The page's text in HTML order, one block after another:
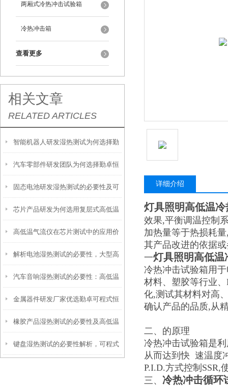
两厢式冷热冲击试验箱
冷热冲击箱
查看更多
相关文章
RELATED ARTICLES
智能机器人研发湿热测试为何选择勤
卓可程式恒温恒湿试验箱
汽车零部件研发团队为何选择勤卓恒
温湿热试验箱
固态电池研发湿热测试的必要性及可
程式恒温恒湿试验箱应用价值
芯片产品研发为何选用复层式高低温
试验箱
高低温气流仪在芯片测试中的应用价
值与核心优势
解析电池湿热测试的必要性，大型高
低温湿热试验箱十分重要
汽车音响湿热测试的必要性：高低温
湿热试验箱筑牢品质防线
金属器件研发厂家优选勤卓可程式恒
温恒湿试验箱，筑牢品质研发防线
橡胶产品湿热测试的必要性及高低温
湿热循环检测箱的核心应用
键盘湿热测试的必要性解析，可程式
详细介绍
灯具照明高低温
效果,平衡调温控制
加热量等于热损耗
其产品改进的依据
一灯具照明高低温
冷热冲击试验箱用
材料、塑胶等行业
化,测试其材料对高
确认产品的品质,从
二、 的原理
冷热冲击试验箱是
从而达到快 速温度
P.I.D.方式控制SSR,
三、 冷热冲击循环